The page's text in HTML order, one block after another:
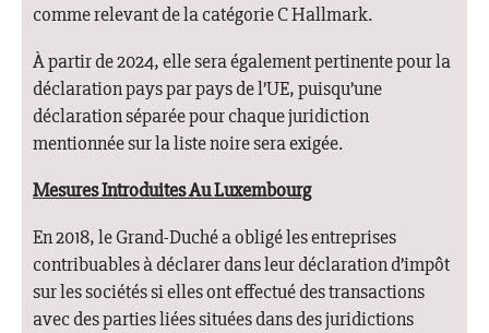
comme relevant de la catégorie C Hallmark.
À partir de 2024, elle sera également pertinente pour la
déclaration pays par pays de l’UE, puisqu’une
déclaration séparée pour chaque juridiction
mentionnée sur la liste noire sera exigée.
Mesures Introduites Au Luxembourg
En 2018, le Grand-Duché a obligé les entreprises
contribuables à déclarer dans leur déclaration d’impôt
sur les sociétés si elles ont effectué des transactions
avec des parties liées situées dans des juridictions